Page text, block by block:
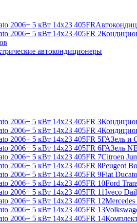
автокондиционеры
ГАЗель и
ГАЗель
Citroen
Peugeot
Fiat Ducato
Ford
Iveco